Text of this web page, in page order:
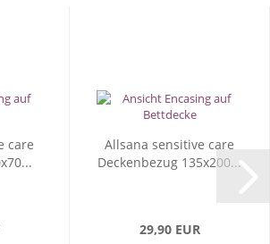
care
Allsana sensitive care
Deckenbezug 135x200...
29,90 EUR